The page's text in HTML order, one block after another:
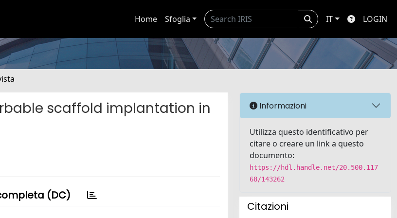
Home Sfoglia IT LOGIN
scaffold implantation in
(DC)
Informazioni
Utilizza questo identificativo per
citare o creare un link a questo
documento:
https://hdl.handle.net/20.500.117
68/143262
Citazioni